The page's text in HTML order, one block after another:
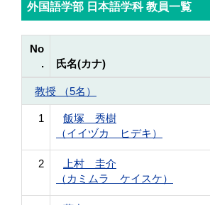
外国語学部 日本語学科 教員一覧
No
.
氏名(カナ)
教授 （5名）
1
飯塚 秀樹
（イイヅカ ヒデキ）
2
上村 圭介
（カミムラ ケイスケ）